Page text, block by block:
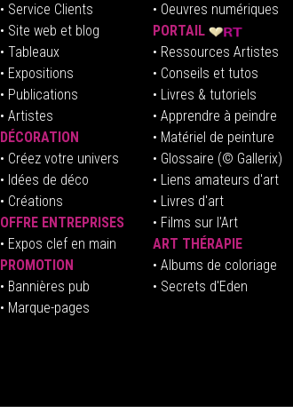
• Service Clients
• Site web et blog
• Tableaux
• Expositions
• Publications
• Artistes
DÉCORATION
• Créez votre univers
• Idées de déco
• Créations
OFFRE ENTREPRISES
• Expos clef en main
PROMOTION
• Bannières pub
• Marque-pages
• Oeuvres numériques
PORTAIL
• Ressources Artistes
• Conseils et tutos
• Livres & tutoriels
• Apprendre à peindre
• Matériel de peinture
• Glossaire (© Gallerix)
• Liens amateurs d'art
• Livres d'art
• Films sur l'Art
ART THÉRAPIE
• Albums de coloriage
• Secrets d'Eden